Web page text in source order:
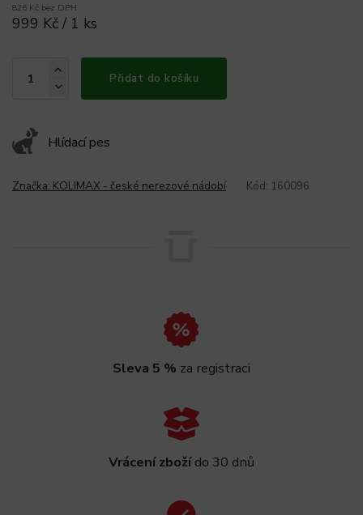
826 Kč bez DPH
999 Kč / 1 ks
Přidat do košíku
Hlídací pes
Značka: KOLIMAX - české nerezové nádobí Kód: 160096
Sleva 5 % za registraci
Vrácení zbožído 30 dnů